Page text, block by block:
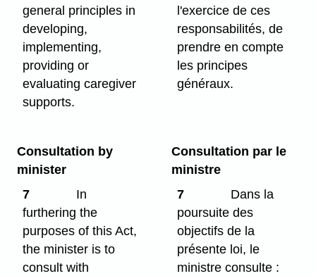
general principles in
developing,
implementing,
providing or
evaluating caregiver
supports.
l'exercice de ces
responsabilités, de
prendre en compte
les principes
généraux.
Consultation by
minister
7
In
furthering the
purposes of this Act,
the minister is to
consult with
Consultation par le
ministre
7
Dans la
poursuite des
objectifs de la
présente loi, le
ministre consulte :